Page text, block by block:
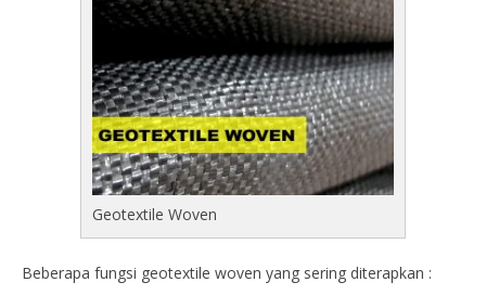
Geotextile Woven
Beberapa fungsi geotextile woven yang sering diterapkan :